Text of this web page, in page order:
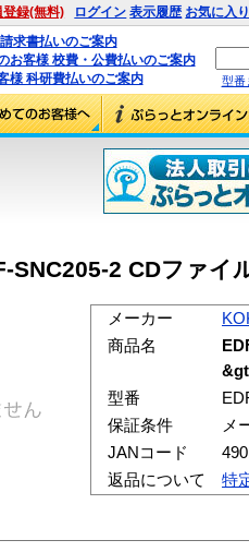
登録(無料) ログイン 表示履歴 お気に入
求書払いのご案内
お客様 校費・公費払いのご案内
様 科研費払いのご案内
型番
SNC205-2 CDファイ
メーカー
商品名
型番
保証条件
メ
JANコード
返品について
特